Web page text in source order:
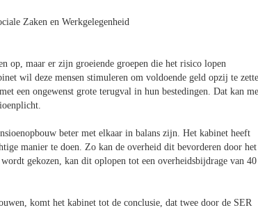
Zaken en Werkgelegenheid
op, maar er zijn groeiende groepen die het risico lopen
wil deze mensen stimuleren om voldoende geld opzij te
een ongewenst grote terugval in hun bestedingen. Dat kan
beter met elkaar in balans zijn. Het kabinet heeft
manier te doen. Zo kan de overheid dit bevorderen door het
gekozen, kan dit oplopen tot een overheidsbijdrage van 40
komt het kabinet tot de conclusie, dat twee door de SER